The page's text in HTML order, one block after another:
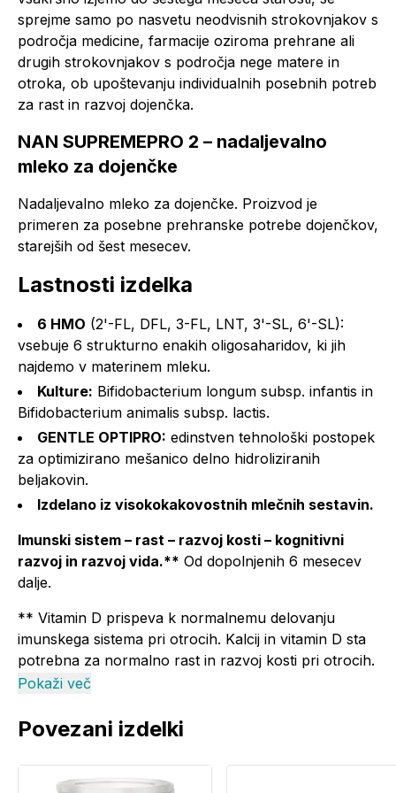
sprejme samo po nasvetu neodvisnih strokovnjakov s
področja medicine, farmacije oziroma prehrane ali
drugih strokovnjakov s področja nege matere in
otroka, ob upoštevanju individualnih posebnih potreb
za rast in razvoj dojenčka.
NAN SUPREMEPRO 2 – nadaljevalno
mleko za dojenčke
Nadaljevalno mleko za dojenčke. Proizvod je
primeren za posebne prehranske potrebe dojenčkov,
starejših od šest mesecev.
Lastnosti izdelka
6 HMO (2'-FL, DFL, 3-FL, LNT, 3'-SL, 6'-SL):
vsebuje 6 strukturno enakih oligosaharidov, ki jih
najdemo v materinem mleku.
Kulture: Bifidobacterium longum subsp. infantis in
Bifidobacterium animalis subsp. lactis.
GENTLE OPTIPRO: edinstven tehnološki postopek
za optimizirano mešanico delno hidroliziranih
beljakovin.
Izdelano iz visokokakovostnih mlečnih sestavin.
Imunski sistem – rast – razvoj kosti – kognitivni
razvoj in razvoj vida.** Od dopolnjenih 6 mesecev
dalje.
** Vitamin D prispeva k normalnemu delovanju
imunskega sistema pri otrocih. Kalcij in vitamin D sta
potrebna za normalno rast in razvoj kosti pri otrocih.
Železo prispeva k normalnemu kognitivnemu razvoju
prispeva k normalnemu razvoju vida pri dojenčkih do
dnevnim vnosom 100 mg DHK. Raznovrstna in
uravnotežena prehrana ter zdrav način življenja so
Pokaži več
Povezani izdelki